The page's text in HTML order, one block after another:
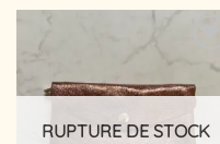
Ajouter
liste
d’envies
RUPTURE DE STOCK